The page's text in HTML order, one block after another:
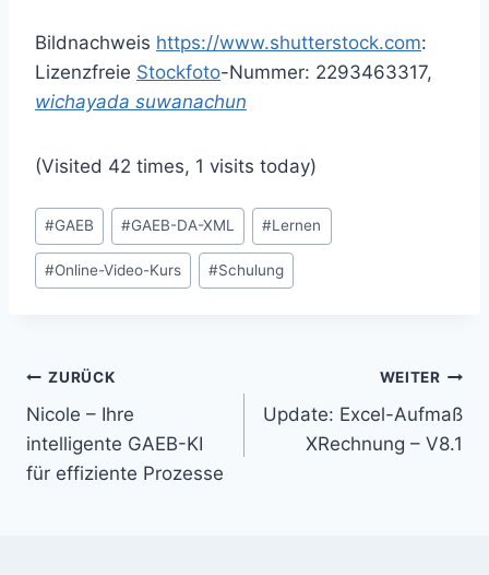
Bildnachweis https://www.shutterstock.com:
Lizenzfreie Stockfoto-Nummer: 2293463317,
wichayada suwanachun
(Visited 42 times, 1 visits today)
Schlagworte:
#GAEB #GAEB-DA-XML #Lernen
#Online-Video-Kurs #Schulung
Beitragsnavigation
ZURÜCK
Nicole – Ihre
intelligente GAEB-KI
für effiziente Prozesse
WEITER
Update: Excel-Aufmaß
XRechnung – V8.1